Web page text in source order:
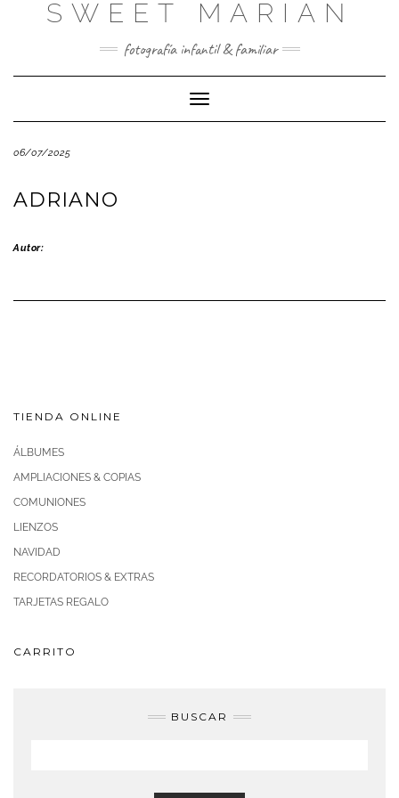
SWEET MARIAN
fotografía infantil & familiar
Cambiar
modo
06/07/2025
ADRIANO
Autor:
TIENDA ONLINE
ÁLBUMES
AMPLIACIONES & COPIAS
COMUNIONES
LIENZOS
NAVIDAD
RECORDATORIOS & EXTRAS
TARJETAS REGALO
CARRITO
BUSCAR